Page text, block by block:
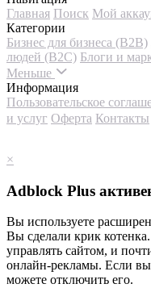
Главная Поиск Мой
Категории
Бизнес для бизнеса (B2B)
людей (B2C) Блоги и
Меньше
Информация
Пользовательское
и услуг Оферта Контакты
×
Adblock Plus
Вы используете
Вы сделали крик
управлять сайтом, и
онлайн-рекламы. Если вы
можете отключить его.